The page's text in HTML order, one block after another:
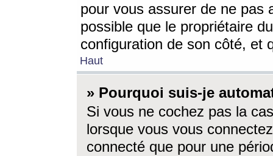
pour vous assurer de ne pas
possible que le propriétaire
configuration de son côté, et
Haut
» Pourquoi suis-je
Si vous ne cochez pas la
lorsque vous vous
connecté que pour une